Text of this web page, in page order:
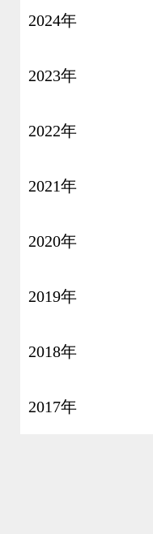
2024年
2023年
2022年
2021年
2020年
2019年
2018年
2017年